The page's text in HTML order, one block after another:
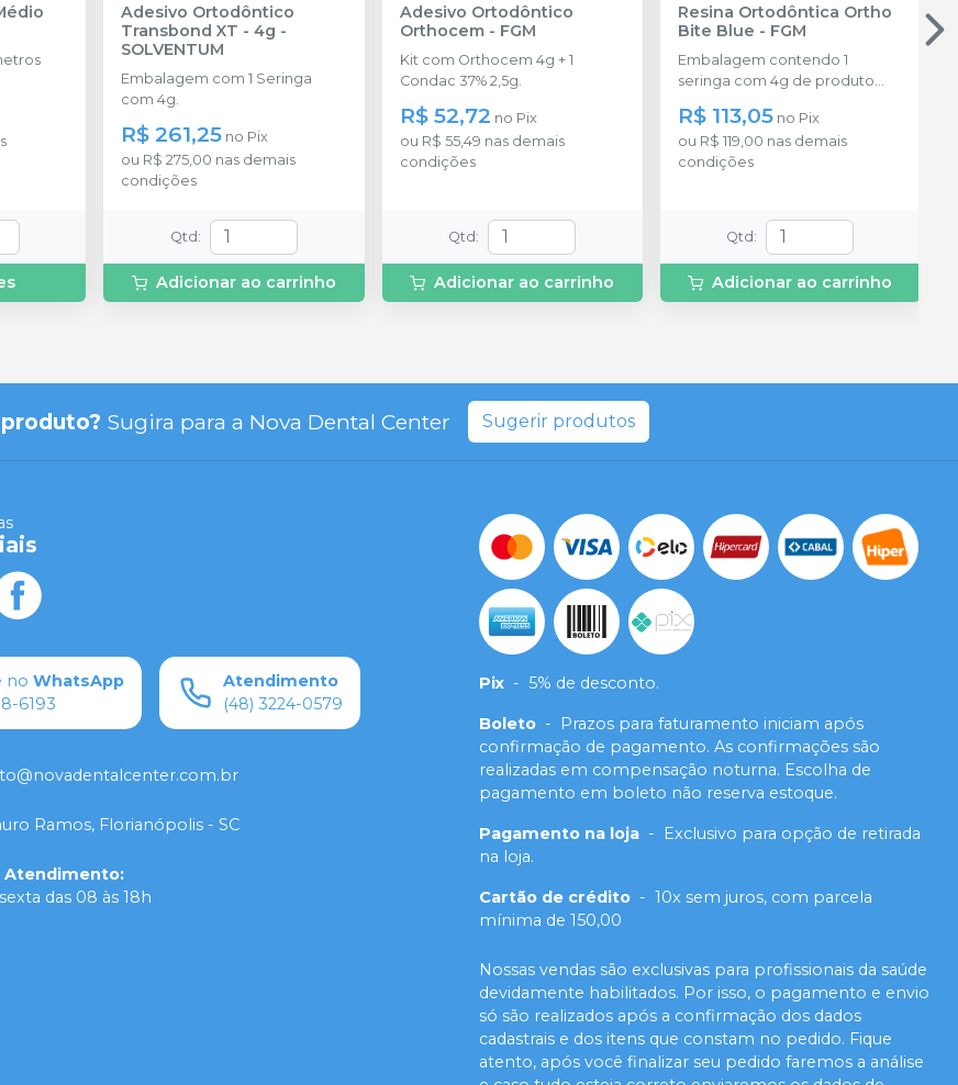
Adesivo Ortodôntico
Transbond XT - 4g -
SOLVENTUM
Embalagem com 1 Seringa
com 4g.
R$ 261,25 no Pix
ou R$ 275,00 nas demais
condições
Qtd :
Adicionar ao carrinho
Adesivo Ortodôntico
Orthocem- FGM
Kit com Orthocem 4g + 1
Condac 37% 2,5g.
R$ 52,72 no Pix
ou R$ 55,49 nas demais
condições
Qtd :
Adicionar ao carrinho
Resina Ortodôntica Ortho
Bite Blue - FGM
Embalagem contendo 1
seringa com 4g de produto
R$ 113,05 no Pix
ou R$ 119,00 nas demais
condições
Qtd :
Adicionar ao carrinho
Sugira para a Nova Dental Center Sugerir produtos
no WhatsApp
6193
Atendimento
(48) 3224-0579
Ramos, Florianópolis - SC
Atendimento:
das 08 às 18h
Pix - 5% de desconto.
Boleto -
Prazos para faturamento iniciam após
confirmação de pagamento. As confirmações são
realizadas em compensação noturna. Escolha de
pagamento em boleto não reserva estoque.
Pagamento na loja -
Exclusivo para opção de retirada
na loja.
Cartão de crédito - 10x sem juros, com parcela
mínima de 150,00
Nossas vendas são exclusivas para profissionais da saúde
devidamente habilitados. Por isso, o pagamento e envio
só são realizados após a confirmação dos dados
cadastrais e dos itens que constam no pedido. Fique
atento, após você finalizar seu pedido faremos a análise